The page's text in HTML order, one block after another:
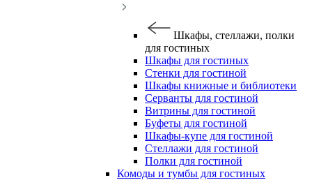
Шкафы, стеллажи, полки
для гостиных
Шкафы для гостиных
Стенки для гостиной
Шкафы книжные и библиотеки
Серванты для гостиной
Витрины для гостиной
Буфеты для гостиной
Шкафы-купе для гостиной
Стеллажи для гостиной
Полки для гостиной
Комоды и тумбы для гостиных